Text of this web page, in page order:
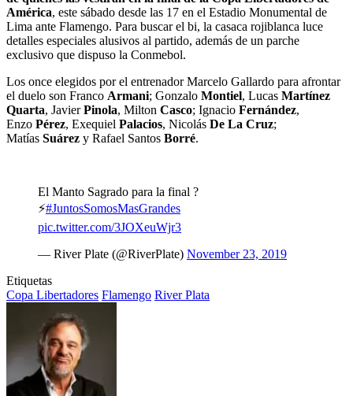
América, este sábado desde las 17 en el Estadio Monumental de
Lima ante Flamengo. Para buscar el bi, la casaca rojiblanca luce
detalles especiales alusivos al partido, además de un parche
exclusivo que dispuso la Conmebol.
Los once elegidos por el entrenador Marcelo Gallardo para afrontar
el duelo son Franco Armani; Gonzalo Montiel, Lucas Martínez
Quarta, JavierPinola, Milton Casco; Ignacio Fernández,
Enzo Pérez, Exequiel Palacios, Nicolás De La Cruz;
Matías Suárez y Rafael Santos Borré.
El Manto Sagrado para la final ?
⚡#JuntosSomosMasGrandes
pic.twitter.com/3JOXeuWjr3
— River Plate (@RiverPlate) November 23, 2019
Etiquetas
Copa Libertadores Flamengo River Plata